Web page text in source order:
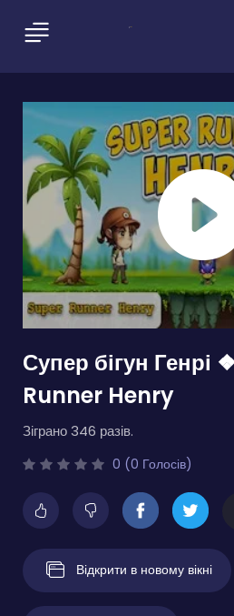
Супер бігун Генрі
Runner Henry
Зіграно 346 разів.
0 (0 Голосів)
Відкрити в новому вікні